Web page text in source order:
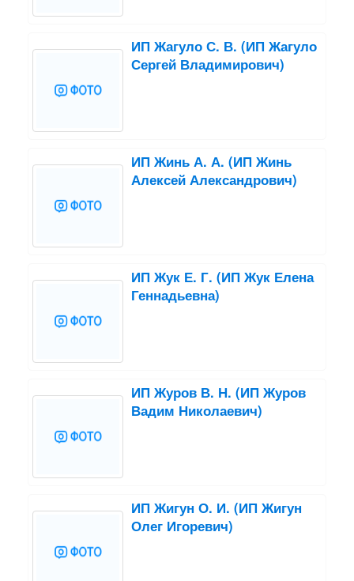
ИП Жагуло С. В. (ИП Жагуло
Сергей Владимирович)
ИП Жинь А. А. (ИП Жинь
Алексей Александрович)
ИП Жук Е. Г. (ИП Жук Елена
Геннадьевна)
ИП Журов В. Н. (ИП Журов
Вадим Николаевич)
ИП Жигун О. И. (ИП Жигун
Олег Игоревич)